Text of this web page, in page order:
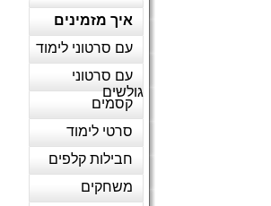
איך מזמינים
עם סרטוני לימוד
עם סרטוני
גולשים
קסמים
סרטי לימוד
חבילות קלפים
משחקים